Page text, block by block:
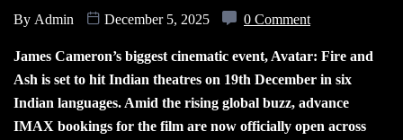
By Admin December 5, 2025 0 Comment
James Cameron’s biggest cinematic event, Avatar: Fire and
Ash is set to hit Indian theatres on 19th December in six
Indian languages. Amid the rising global buzz, advance
IMAX bookings for the film are now officially open across